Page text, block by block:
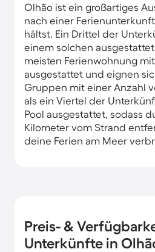
Olhão ist ein großartiges
nach einer
hältst. Ein Drittel der
einem solchen
meisten Ferienwohnung
ausgestattet und eignen
Gruppen mit einer Anzahl
als ein Viertel der
Pool ausgestattet, sodass
Kilometer vom Strand
deine Ferien am Meer
Preis- &
Unterkünfte in